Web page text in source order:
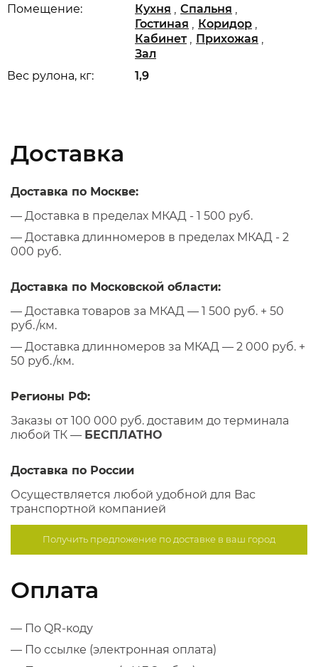
Вес рулона, кг: 1,9
Помещение: Кухня , Спальня ,
Гостиная , Коридор ,
Кабинет , Прихожая ,
Зал
Доставка
Доставка по Москве:
— Доставка в пределах МКАД - 1 500 руб.
— Доставка длинномеров в пределах МКАД - 2
000 руб.
Доставка по Московской области:
— Доставка товаров за МКАД — 1 500 руб. + 50
руб./км.
— Доставка длинномеров за МКАД — 2 000 руб. +
50 руб./км.
Регионы РФ:
Заказы от 100 000 руб. доставим до терминала
любой ТК — БЕСПЛАТНО
Доставка по России
Осуществляется любой удобной для Вас
транспортной компанией
Получить предложение подоставке в ваш город
Оплата
— По QR-коду
— По ссылке (электронная оплата)